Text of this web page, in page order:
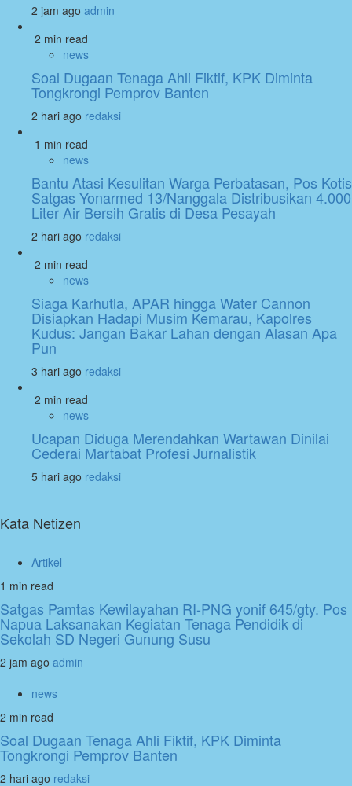
2 jam ago admin
2 min read
news
Soal Dugaan Tenaga Ahli Fiktif, KPK Diminta
Tongkrongi Pemprov Banten
2 hari ago redaksi
1 min read
news
Bantu Atasi Kesulitan Warga Perbatasan, Pos Kotis
Satgas Yonarmed 13/Nanggala Distribusikan 4.000
Liter Air Bersih Gratis di Desa Pesayah
2 hari ago redaksi
2 min read
news
Siaga Karhutla, APAR hingga Water Cannon
Disiapkan Hadapi Musim Kemarau, Kapolres
Kudus: Jangan Bakar Lahan dengan Alasan Apa
Pun
3 hari ago redaksi
2 min read
news
Ucapan Diduga Merendahkan Wartawan Dinilai
Cederai Martabat Profesi Jurnalistik
5 hari ago redaksi
Kata Netizen
Artikel
1 min read
Satgas Pamtas Kewilayahan RI-PNG yonif 645/gty. Pos
Napua Laksanakan Kegiatan Tenaga Pendidik di
Sekolah SD Negeri Gunung Susu
2 jam ago admin
news
2 min read
Soal Dugaan Tenaga Ahli Fiktif, KPK Diminta
Tongkrongi Pemprov Banten
2 hari ago redaksi